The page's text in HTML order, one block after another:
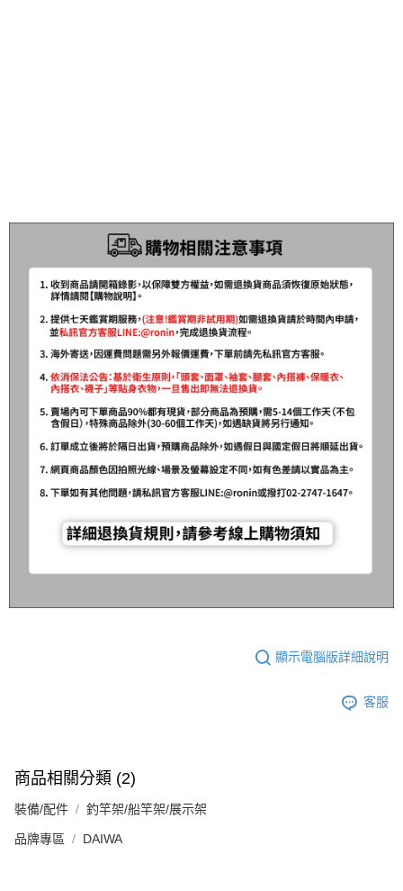
顯示電腦版詳細說明
客服
商品相關分類 (2)
裝備/配件 釣竿架/船竿架/展示架
品牌專區 DAIWA